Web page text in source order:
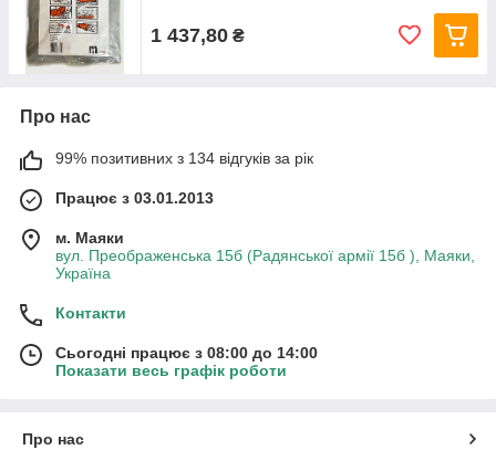
1 437,80 ₴
Про нас
99% позитивних з 134 відгуків за рік
Працює з 03.01.2013
м. Маяки
вул. Преображенська 15б (Радянської армії 15б ), Маяки,
Україна
Контакти
Сьогодні працює з 08:00 до 14:00
Показати весь графік роботи
Про нас